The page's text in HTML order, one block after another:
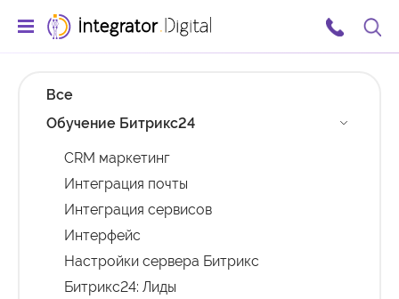
Ссылка на главную страницу
Все
Обучение Битрикс24
CRM маркетинг
Интеграция почты
Интеграция сервисов
Интерфейс
Настройки сервера Битрикс
Битрикс24: Лиды